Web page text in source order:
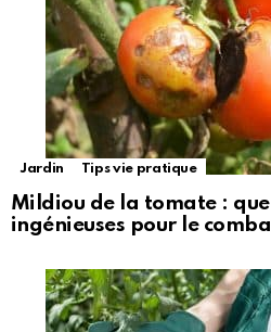
Jardin Tips vie pratique
Mildiou de la tomate :
ingénieuses pour le